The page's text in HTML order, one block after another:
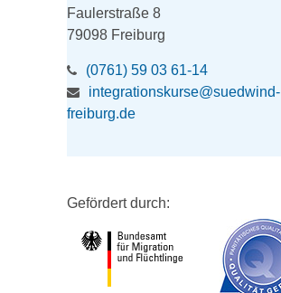
Faulerstraße 8
79098 Freiburg
(0761) 59 03 61-14
integrationskurse@suedwind-
freiburg.de
Gefördert durch: